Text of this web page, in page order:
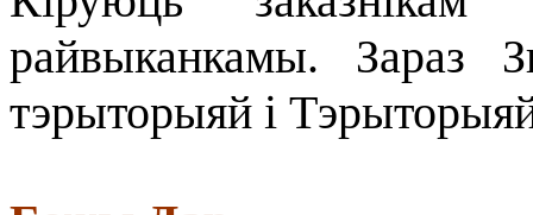
райвыканкамы. Зараз
тэрыторыяй і